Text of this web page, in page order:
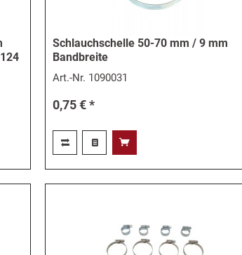
Schlauchschelle 50-70 mm / 9 mm
Bandbreite
Art.-Nr. 1090031
0,75 € *